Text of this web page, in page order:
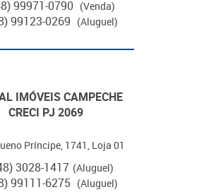
99971-0790 (Venda)
99123-0269 (Aluguel)
IMÓVEIS CAMPECHE
CRECI PJ 2069
Príncipe, 1741, Loja 01
3028-1417 (Aluguel)
99111-6275 (Aluguel)